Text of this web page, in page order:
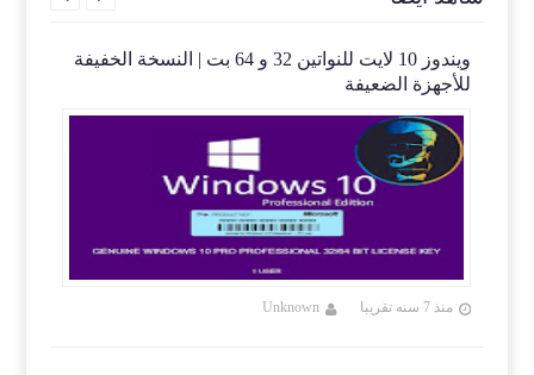
ويندوز 10 لايت للنواتين 32 و 64 بت | النسخة الخفيفة
للأجهزة الضعيفة
منذ 7 سنه تقريبا Unknown